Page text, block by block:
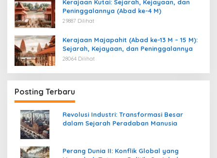
Kerajaan Kutai: Sejarah, Kejayaan, dan
Peninggalannya (Abad ke-4 M)
29887 Dilihat
Kerajaan Majapahit (Abad ke-13 M – 15 M):
Sejarah, Kejayaan, dan Peninggalannya
28064 Dilihat
Posting Terbaru
Revolusi Industri: Transformasi Besar
dalam Sejarah Peradaban Manusia
Perang Dunia II: Konflik Global yang